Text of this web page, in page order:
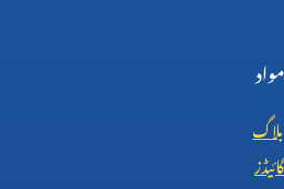
مواد
بلاگ
گائیڈز